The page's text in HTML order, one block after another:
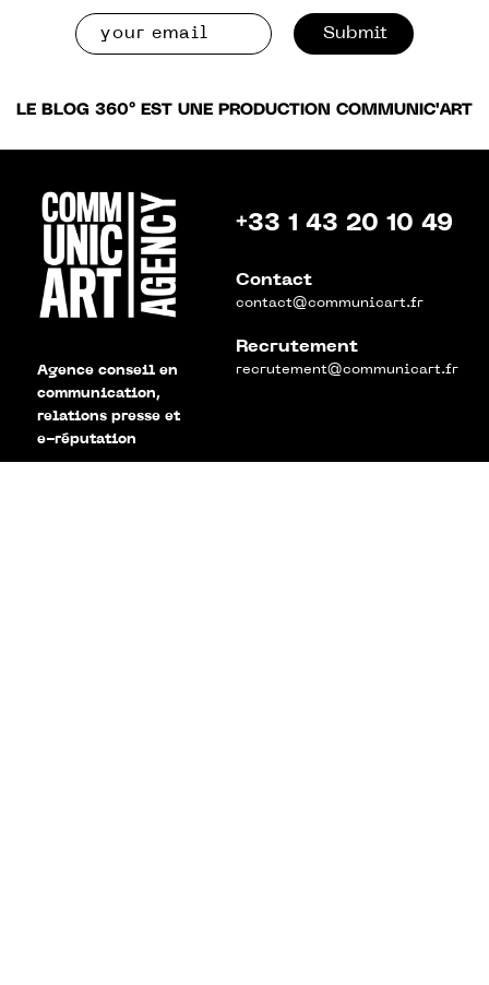
Submit
LE BLOG 360° EST UNE PRODUCTION COMMUNIC'ART
Agence conseil en
communication,
relations presse et
e-réputation
+33 1 43 20 10 49
Contact
contact@communicart.fr
Recrutement
recrutement@communicart.fr